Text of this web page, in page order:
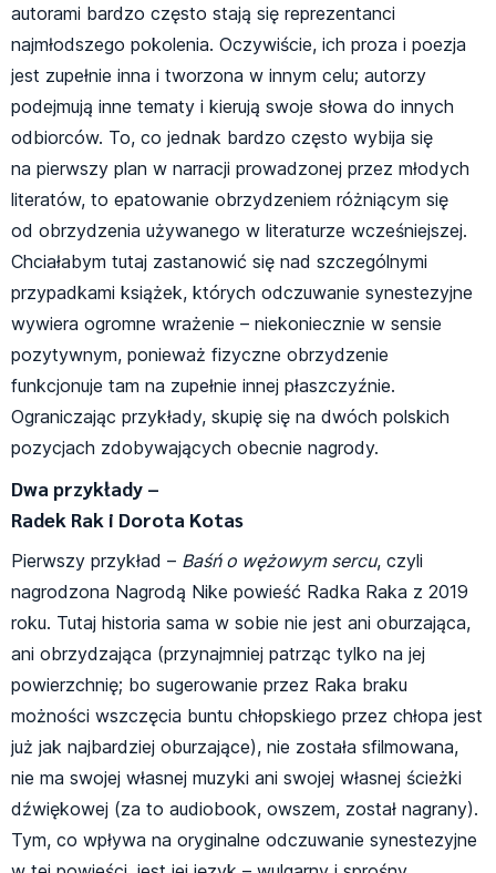
autorami bardzo często stają się reprezentanci
najmłodszego pokolenia. Oczywiście, ich proza i poezja
jest zupełnie inna i tworzona w innym celu; autorzy
podejmują inne tematy i kierują swoje słowa do innych
odbiorców. To, co jednak bardzo często wybija się
na pierwszy plan w narracji prowadzonej przez młodych
literatów, to epatowanie obrzydzeniem różniącym się
od obrzydzenia używanego w literaturze wcześniejszej.
Chciałabym tutaj zastanowić się nad szczególnymi
przypadkami książek, których odczuwanie synestezyjne
wywiera ogromne wrażenie – niekoniecznie w sensie
pozytywnym, ponieważ fizyczne obrzydzenie
funkcjonuje tam na zupełnie innej płaszczyźnie.
Ograniczając przykłady, skupię się na dwóch polskich
pozycjach zdobywających obecnie nagrody.
Dwa przykłady –
Radek Rak i Dorota Kotas
Pierwszy przykład – Baśń o wężowym sercu, czyli
nagrodzona Nagrodą Nike powieść Radka Raka z 2019
roku. Tutaj historia sama w sobie nie jest ani oburzająca,
ani obrzydzająca (przynajmniej patrząc tylko na jej
powierzchnię; bo sugerowanie przez Raka braku
możności wszczęcia buntu chłopskiego przez chłopa jest
już jak najbardziej oburzające), nie została sfilmowana,
nie ma swojej własnej muzyki ani swojej własnej ścieżki
dźwiękowej (za to audiobook, owszem, został nagrany).
Tym, co wpływa na oryginalne odczuwanie synestezyjne